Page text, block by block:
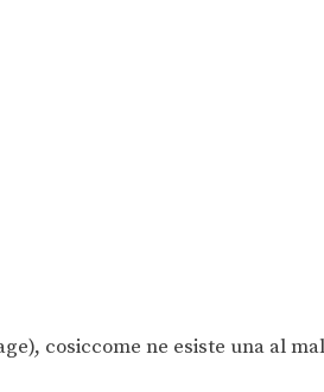
cosiccome ne esiste una al